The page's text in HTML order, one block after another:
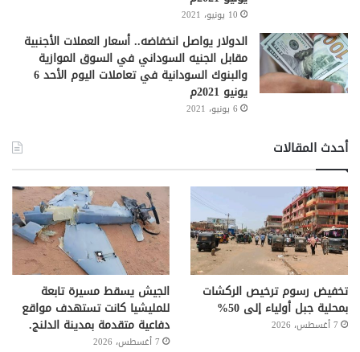
10 يونيو، 2021
الدولار يواصل انخفاضه.. أسعار العملات الأجنبية
مقابل الجنيه السوداني في السوق الموازية
والبنوك السودانية في تعاملات اليوم الأحد 6
يونيو 2021م
6 يونيو، 2021
أحدث المقالات
تخفيض رسوم ترخيص الركشات
بمحلية جبل أولياء إلى 50%
7 أغسطس، 2026
الجيش يسقط مسيرة تابعة
للمليشيا كانت تستهدف مواقع
دفاعية متقدمة بمدينة الدلنج.
7 أغسطس، 2026